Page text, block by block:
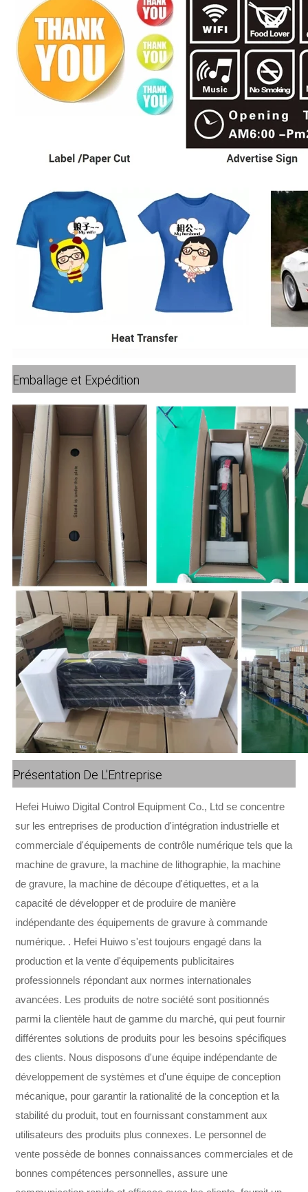
Emballage et Expédition
Présentation De L'Entreprise
Hefei Huiwo Digital Control Equipment Co., Ltd se concentre
sur les entreprises de production d'intégration industrielle et
commerciale d'équipements de contrôle numérique tels que la
machine de gravure, la machine de lithographie, la machine
de gravure, la machine de découpe d'étiquettes, et a la
capacité de développer et de produire de manière
indépendante des équipements de gravure à commande
numérique. . Hefei Huiwo s'est toujours engagé dans la
production et la vente d'équipements publicitaires
professionnels répondant aux normes internationales
avancées. Les produits de notre société sont positionnés
parmi la clientèle haut de gamme du marché, qui peut fournir
différentes solutions de produits pour les besoins spécifiques
des clients. Nous disposons d'une équipe indépendante de
développement de systèmes et d'une équipe de conception
mécanique, pour garantir la rationalité de la conception et la
stabilité du produit, tout en fournissant constamment aux
utilisateurs des produits plus connexes. Le personnel de
vente possède de bonnes connaissances commerciales et de
bonnes compétences personnelles, assure une